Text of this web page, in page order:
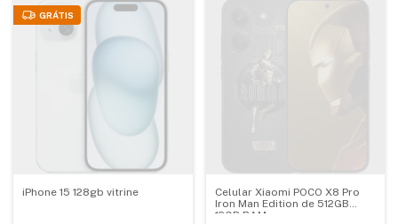
GRÁTIS
iPhone 15 128gb vitrine
Celular Xiaomi POCO X8 Pro
Iron Man Edition de 512GB
12GB RAM